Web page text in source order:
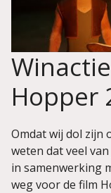
Hopper
Omdat wij dol zijn
weten dat veel
in samenwerking
weg voor de film